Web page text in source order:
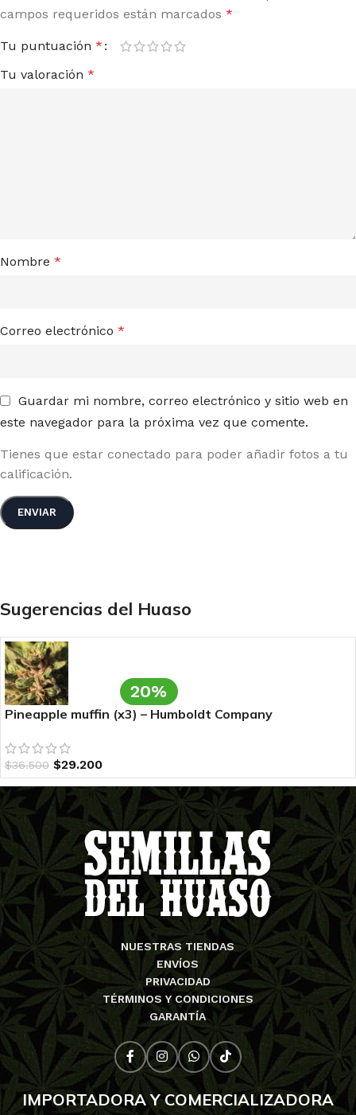
campos requeridos están marcados *
Tu puntuación *
Tu valoración *
Nombre *
Correo electrónico *
Guardar mi nombre, correo electrónico y sitio web en
este navegador para la próxima vez que comente.
Tienes que estar conectado para poder añadir fotos a tu
calificación.
Sugerencias del Huaso
20%
Pineapple muffin (x3) – Humboldt Company
$36.500 $29.200
NUESTRAS TIENDAS
ENVÍOS
PRIVACIDAD
TÉRMINOS Y CONDICIONES
GARANTÍA
IMPORTADORA Y COMERCIALIZADORA